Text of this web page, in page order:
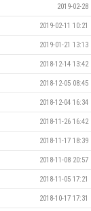
2019-02-28
2019-02-11 10:21
2019-01-21 13:13
2018-12-14 13:42
2018-12-05 08:45
2018-12-04 16:34
2018-11-26 16:42
2018-11-17 18:39
2018-11-08 20:57
2018-11-05 17:21
2018-10-17 17:31